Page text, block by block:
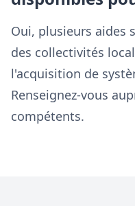
Oui, plusieurs aides
des collectivités
l'acquisition de
Renseignez-vous
compétents.